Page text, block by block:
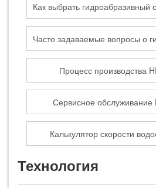
Процесс производства
Сервисное обслуживание
Калькулятор скорости
Технология